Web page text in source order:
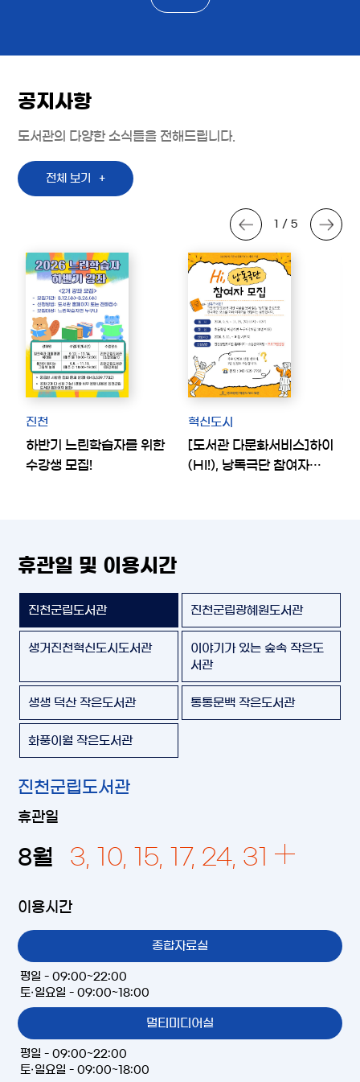
공지사항
도서관의 다양한 소식들을 전해드립니다.
전체 보기
1 / 5
진천
하반기 느린학습자를 위한
수강생 모집!
혁신도시
[도서관 다문화서비스]하이
(HI!), 낭독극단 참여자
휴관일 및 이용시간
진천군립도서관 진천군립광혜원도서관
생거진천혁신도시도서관
이야기가 있는 숲속 작은도
서관
생생 덕산 작은도서관 통통문백 작은도서관
화풍이월 작은도서관
진천군립도서관
휴관일
8월 3, 10, 15, 17, 24, 31
이용시간
종합자료실
평일 - 09:00~22:00
토·일요일 - 09:00~18:00
멀티미디어실
평일 - 09:00~22:00
토·일요일 - 09:00~18:00